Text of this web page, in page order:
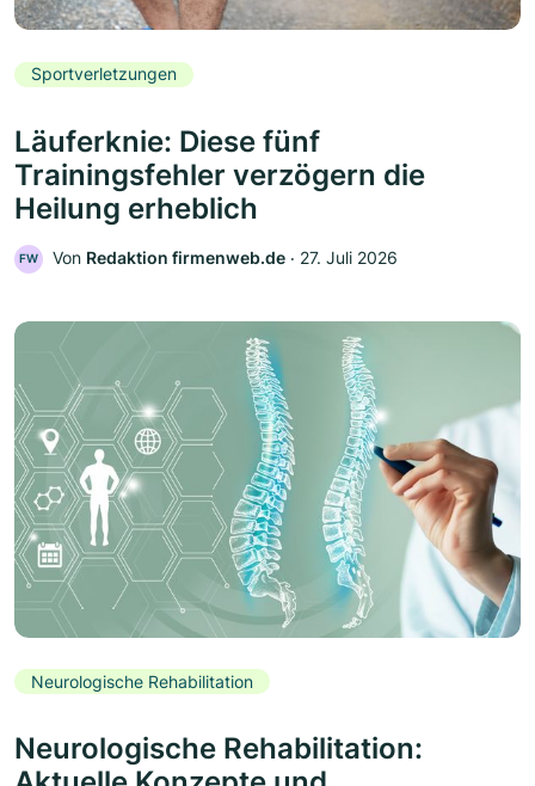
Sportverletzungen
Läuferknie: Diese fünf
Trainingsfehler verzögern die
Heilung erheblich
FW Von Redaktion firmenweb.de ‧ 27. Juli 2026
Neurologische Rehabilitation
Neurologische Rehabilitation: